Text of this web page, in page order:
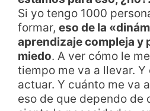
Si yo tengo 1000
formar, eso de la
aprendizaje compleja y
miedo. A ver cómo le
tiempo me va a llevar.
actuar. Y cuánto me va
eso de que dependo de